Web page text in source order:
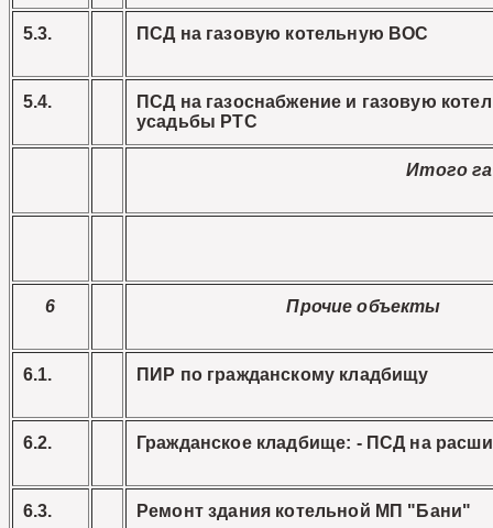
5.3. ПСД на газовую котельную ВОС
5.4.
ПСД на газоснабжение и газовую
усадьбы РТС
Итого
6 Прочие объекты
6.1. ПИР по гражданскому кладбищу
6.2. Гражданское кладбище: - ПСД на
6.3. Ремонт здания котельной МП "Бани"